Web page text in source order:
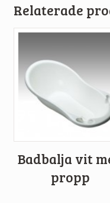
Relaterade
Badbalja vit
propp